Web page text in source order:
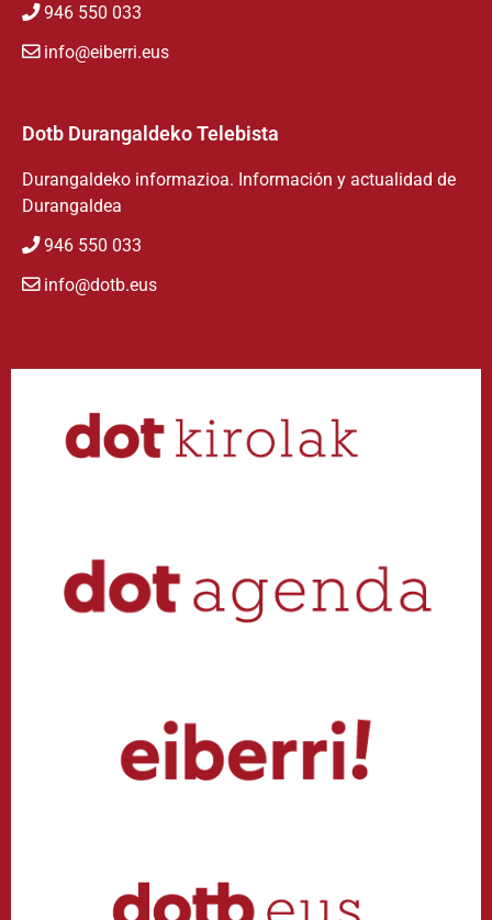
946 550 033
info@eiberri.eus
Dotb Durangaldeko Telebista
Durangaldeko informazioa. Información y actualidad de
Durangaldea
946 550 033
info@dotb.eus